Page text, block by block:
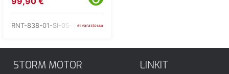
RNT-838-01-SI-05-185ei varastossa
STORM MOTOR LINKIT